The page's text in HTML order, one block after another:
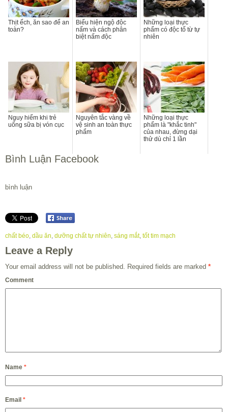
Thịt ếch, ăn sao để an
toàn?
Biểu hiện ngộ độc
nấm và cách phân
biệt nấm độc
Những loại thực
phẩm có độc tố từ tự
nhiên
Nguy hiểm khi trẻ
uống sữa bị vón cục
Nguyên tắc vàng về
vệ sinh an toàn thực
phẩm
Những loại thực
phẩm là "khắc tinh"
của nhau, đừng dại
thử dù chỉ 1 lần
Bình Luận Facebook
bình luận
chất béo, dầu ăn, dưỡng chất tự nhiên, sáng mắt, tốt tim mạch
Leave a Reply
Your email address will not be published. Required fields are marked *
Comment
Name *
Email *